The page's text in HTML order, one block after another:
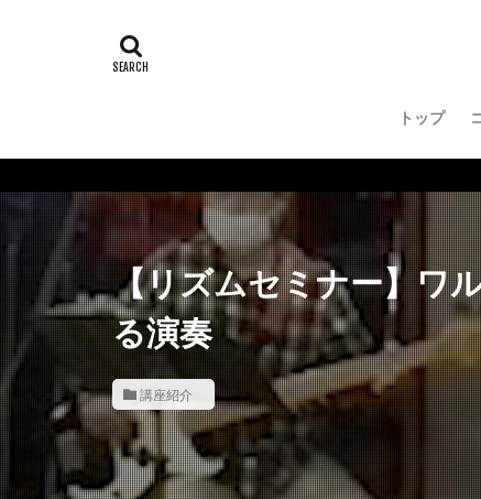
トップ
【リズムセミナー】ワ
る演奏
講座紹介